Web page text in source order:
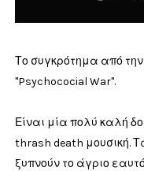
Το συγκρότημα από
"Psychococial War".
Είναι μία πολύ καλή
thrash death μουσική.
ξυπνούν το άγριο